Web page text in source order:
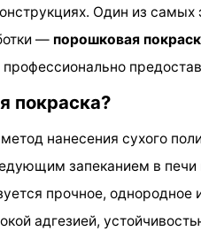
Один из самых
— порошковая
профессионально
покраска?
нанесения сухого
запеканием в печи
прочное, однородное
адгезией,